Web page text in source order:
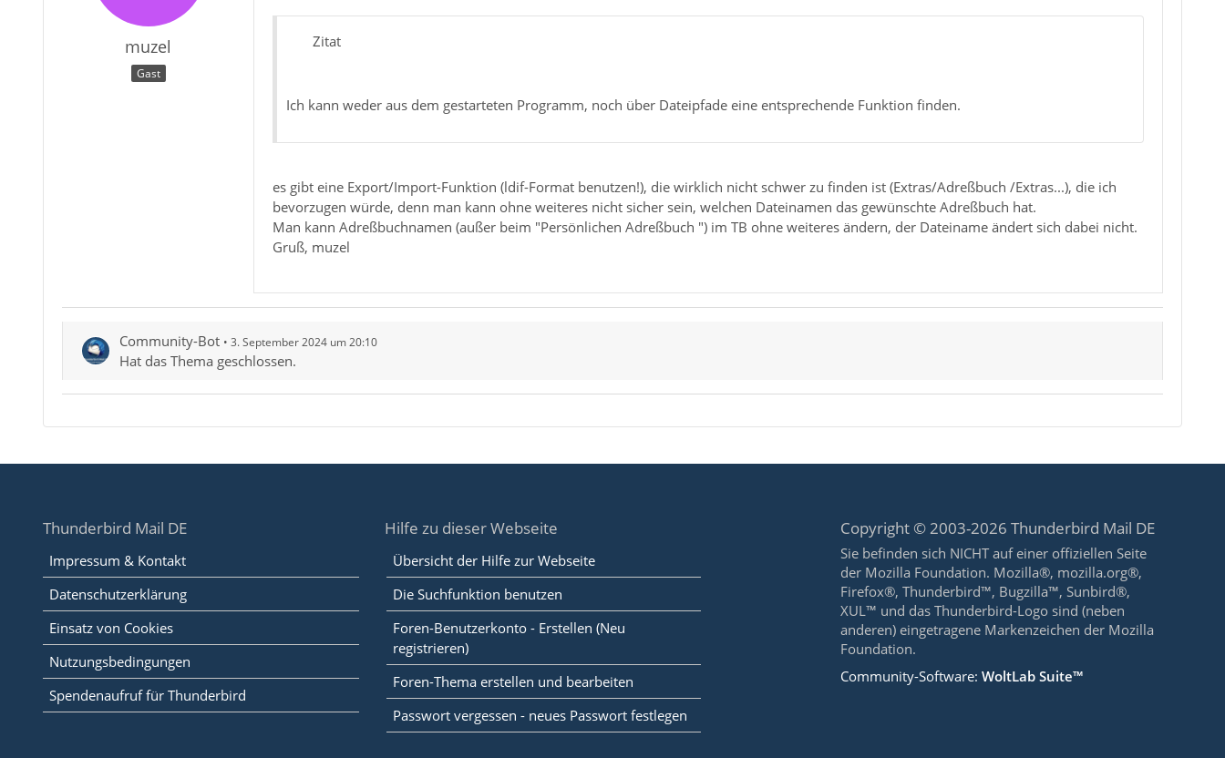
muzel
Gast
Zitat
Ich kann weder aus dem gestarteten Programm, noch über Dateipfade eine entsprechende Funktion finden.
es gibt eine Export/Import-Funktion (ldif-Format benutzen!), die wirklich nicht schwer zu finden ist (Extras/Adreßbuch /Extras...), die ich
bevorzugen würde, denn man kann ohne weiteres nicht sicher sein, welchen Dateinamen das gewünschte Adreßbuch hat.
Man kann Adreßbuchnamen (außer beim "Persönlichen Adreßbuch ") im TB ohne weiteres ändern, der Dateiname ändert sich dabei nicht.
Gruß, muzel
Community-Bot 3. September 2024 um 20:10
Hat das Thema geschlossen.
Thunderbird Mail DE
Impressum & Kontakt
Datenschutzerklärung
Einsatz von Cookies
Nutzungsbedingungen
Spendenaufruf für Thunderbird
Hilfe zu dieser Webseite
Übersicht der Hilfe zur Webseite
Die Suchfunktion benutzen
Foren-Benutzerkonto - Erstellen (Neu
registrieren)
Foren-Thema erstellen und bearbeiten
Passwort vergessen - neues Passwort festlegen
Copyright © 2003-2026 Thunderbird Mail DE
Sie befinden sich NICHT auf einer offiziellen Seite
der Mozilla Foundation. Mozilla®, mozilla.org®,
Firefox®, Thunderbird™, Bugzilla™, Sunbird®,
XUL™ und das Thunderbird-Logo sind (neben
anderen) eingetragene Markenzeichen der Mozilla
Foundation.
Community-Software:WoltLab Suite™